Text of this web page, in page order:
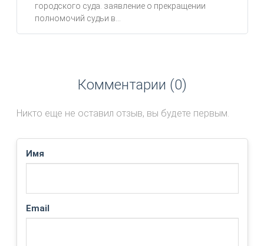
городского суда. заявление о прекращении
полномочий судьи в...
Комментарии (0)
Никто еще не оставил отзыв, вы будете первым.
Имя
Email